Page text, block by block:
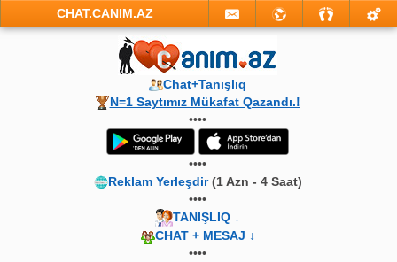
CHAT.CANIM.AZ
Chat+Tanışlıq
N=1 Saytımız Mükafat Qazandı.!
••••
••••
Reklam Yerleşdir(1 Azn - 4 Saat)
••••
TANIŞLIQ ↓
CHAT + MESAJ ↓
••••